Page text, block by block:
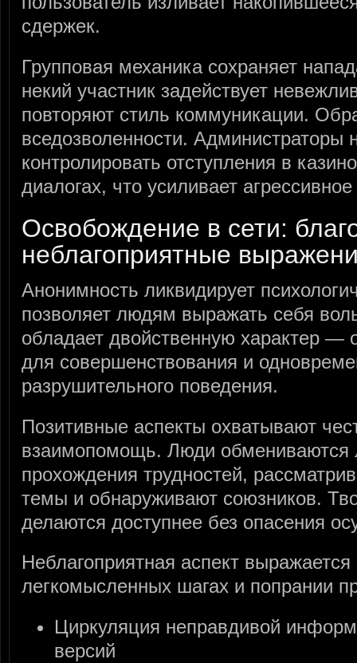
сдержек.
Групповая механика сохраняет
некий участник задействует
повторяют стиль коммуникации.
вседозволенности. Администраторы
контролировать отступления в
диалогах, что усиливает
Освобождение в сети:
неблагоприятные
Анонимность ликвидирует
позволяет людям выражать себя
обладает двойственную характер —
для совершенствования и
разрушительного поведения.
Позитивные аспекты охватывают
взаимопомощь. Люди
прохождения трудностей,
темы и обнаруживают союзников.
делаются доступнее без опасения
Неблагоприятная аспект
легкомысленных шагах и попрании
Циркуляция неправдивой
версий